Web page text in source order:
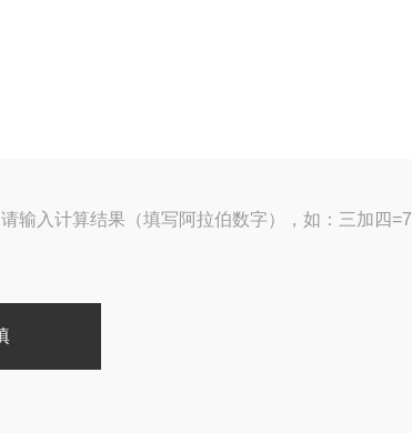
请输入计算结果（填写阿拉伯数字），如：三加四=7